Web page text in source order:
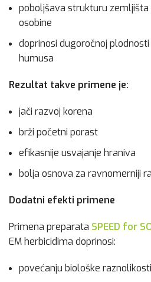
poboljšava strukturu
osobine
doprinosi dugoročnoj
humusa
Rezultat takve primene je:
jači razvoj korena
brži početni porast
efikasnije usvajanje hraniva
bolja osnova za ravnomerniji
Dodatni efekti primene
Primena preparata SPEED for
EM herbicidima doprinosi:
povećanju biološke